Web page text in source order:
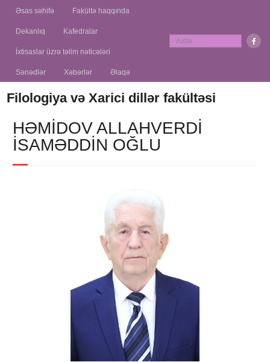
Əsas səhifə Fakültə haqqında
Dekanlıq Kafedralar
İxtisaslar üzrə təlim nəticələri
Sənədlər Xəbərlər Əlaqə
Filologiya və Xarici dillər fakültəsi
HƏMIDOV ALLAHVERDI
İSAMƏDDIN OĞLU